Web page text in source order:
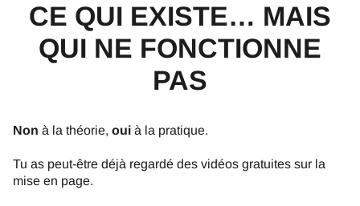
CE QUI EXISTE… MAIS
QUI NE FONCTIONNE
PAS
Non à la théorie, oui à la pratique.
Tu as peut-être déjà regardé des vidéos gratuites sur la
mise en page.